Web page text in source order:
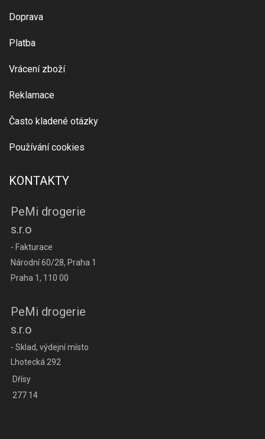
Doprava
Platba
Vrácení zboží
Reklamace
Často kladené otázky
Používání cookies
KONTAKTY
PeMi drogerie
s.r.o
- Fakturace
Národní 60/28, Praha 1
Praha 1, 110 00
PeMi drogerie
s.r.o
- Sklad, výdejní místo
Lhotecká 292
Dřísy
277 14